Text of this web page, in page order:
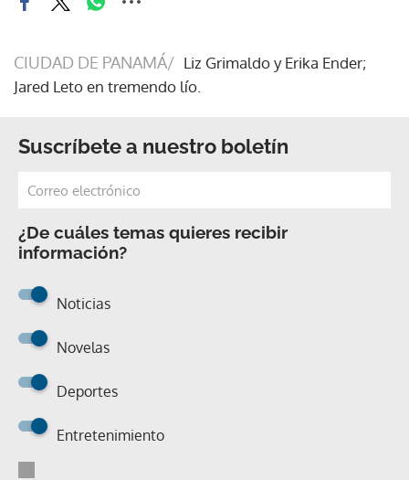
CIUDAD DE PANAMÁ/ Liz Grimaldo y Erika Ender;
Jared Leto en tremendo lío.
Suscríbete a nuestro boletín
¿De cuáles temas quieres recibir
información?
Noticias
Novelas
Deportes
Entretenimiento